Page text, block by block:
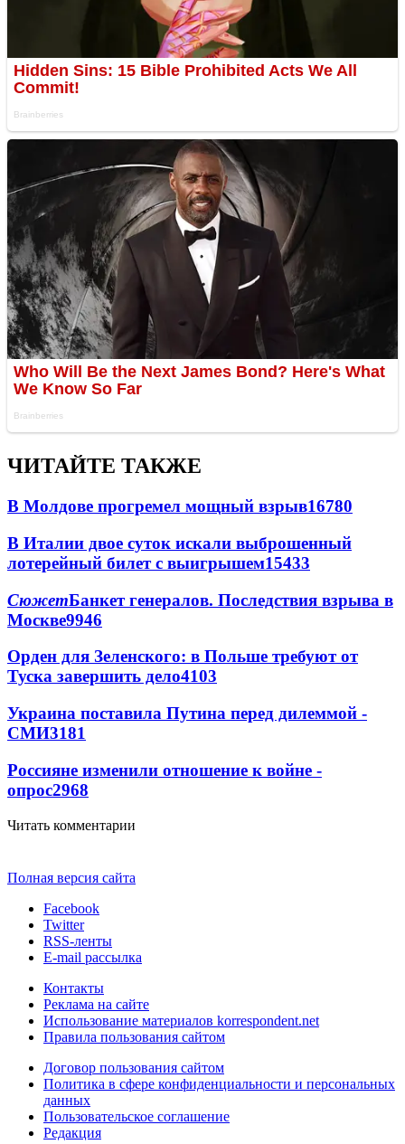
ЧИТАЙТЕ ТАКЖЕ
В Молдове прогремел мощный взрыв16780
В Италии двое суток искали выброшенный
лотерейный билет с выигрышем15433
СюжетБанкет генералов. Последствия взрыва в
Москве9946
Орден для Зеленского: в Польше требуют от
Туска завершить дело4103
Украина поставила Путина перед дилеммой -
СМИ3181
Россияне изменили отношение к войне -
опрос2968
Читать комментарии
Полная версия сайта
Facebook
Twitter
RSS-ленты
E-mail рассылка
Контакты
Реклама на сайте
Использование материалов korrespondent.net
Правила пользования сайтом
Договор пользования сайтом
Политика в сфере конфиденциальности и персональных
данных
Пользовательское соглашение
Редакция